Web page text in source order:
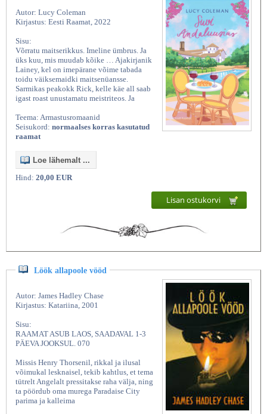
Kasutatud raamatud | Vanaraamatee
Autor: Lucy Coleman
Kirjastus: Eesti Raamat, 2022
Sisu:
Võrratu maitserikkus. Imeline ümbrus. Ja
üks kuu, mis muudab kõike … Ajakirjanik
Lainey, kel on imepärane võime tabada
toidu väiksemaidki maitsenüansse.
Sarmikas peakokk Rick, kelle käe all saab
igast roast unustamatu meistriteos. Ja
Teema: Armastusromaanid
Seisukord: normaalses korras kasutatud
raamat
Loe lähemalt ...
Hind: 20,00 EUR
Lisan ostukorvi
Löök allapoole vööd
Autor: James Hadley Chase
Kirjastus: Katariina, 2001
Sisu:
RAAMAT ASUB LAOS, SAADAVAL 1-3
PÄEVA JOOKSUL. 070
Missis Henry Thorsenil, rikkal ja ilusal
võimukal lesknaisel, tekib kahtlus, et tema
tütrelt Angelalt pressitakse raha välja, ning
ta pöördub oma murega Paradaise City
parima ja kalleima